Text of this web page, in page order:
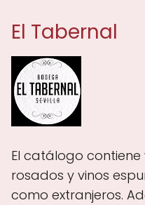
El Tabernal
El catálogo contiene
rosados y vinos
como extranjeros.